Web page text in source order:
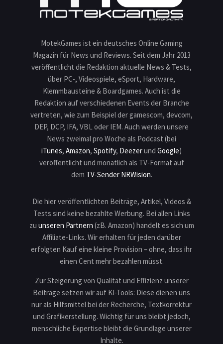
MotekGames ist ein deutsches Online Gaming
Magazin für News und Reviews. Seit dem Jahr 2013
veröffentlicht die Redaktion aktuelle News & Tests,
über PC-, Videospiele, eSport, Hardware,
Klemmbausteine & Boardgames. Auch ist die
Redaktion auf verschiedenen Events der Branche
vertreten, wie zum Beispiel der gamescom, devcom,
DEP, DCP, IFA, VBL oder IEM. Auch werden unsere
News zweimal pro Woche als Podcast (bei
iTunes, Amazon, Spotify, Deezerund Google)
veröffentlicht und monatlich als TV-Format auf
dem TV-Sender NRWision.
Die hier veröffentlichten Beiträge, Artikel, Videos &
Tests sind keine bezahlte Werbung. Bei allen Links
zu unseren Partnern (zB. Amazon) handelt es sich um
Affiliate-Links. Wir erhalten für jeden darüber
erfolgten Kauf eine kleine Provision – ohne, dass ihr
einen Cent mehr bezahlen müsst.
Zur Steigerung von Qualität und Effizienz unserer
Beiträge setzen wir auf KI-Tools: Diese dienen uns
nur als Hilfsmittel bei der Recherche, Textkorrektur
und Grafikerstellung. Wichtig für uns bleibt jedoch,
menschliche Expertise bleibt die Grundlage unserer
Inhalte.